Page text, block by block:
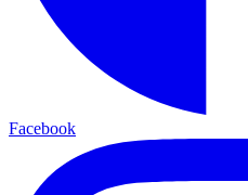
Facebook